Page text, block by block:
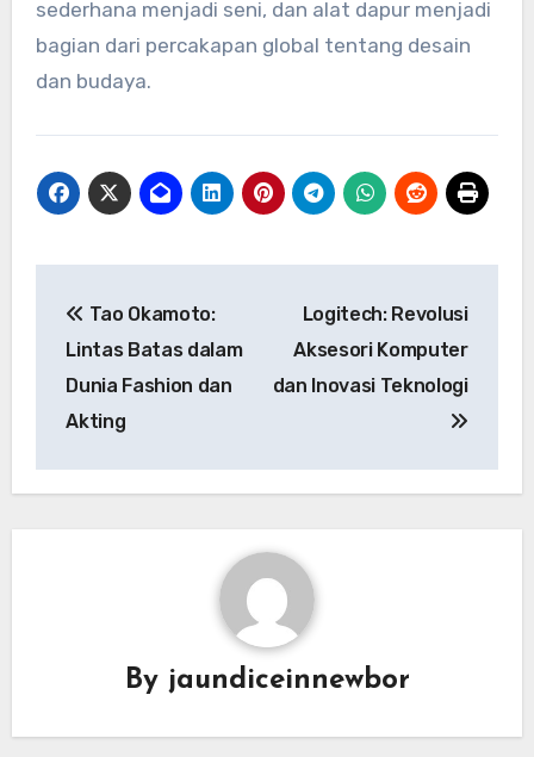
sederhana menjadi seni, dan alat dapur menjadi
bagian dari percakapan global tentang desain
dan budaya.
pos
Tao Okamoto:
Lintas Batas dalam
Dunia Fashion dan
Akting
Logitech: Revolusi
Aksesori Komputer
dan Inovasi Teknologi
By jaundiceinnewbor